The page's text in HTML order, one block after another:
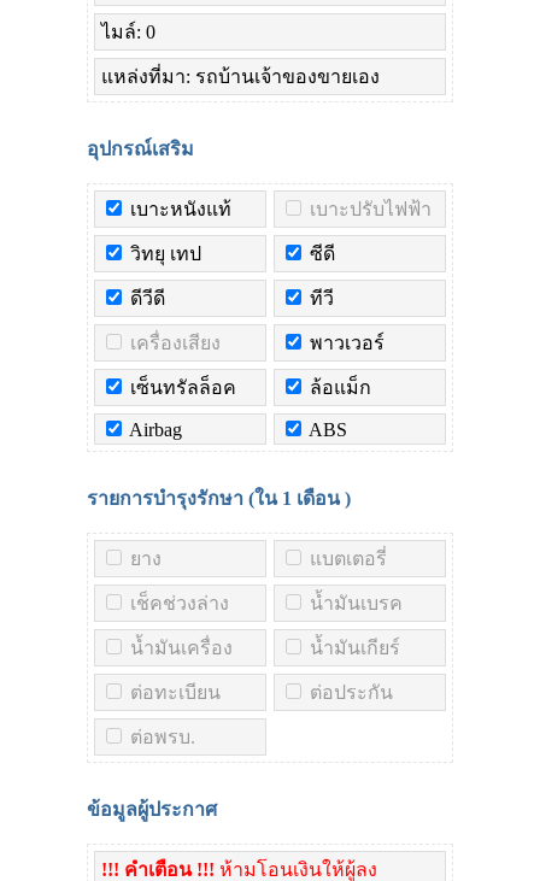
ไมล์: 0
แหล่งที่มา: รถบ้านเจ้าของขายเอง
อุปกรณ์เสริม
เบาะหนังแท้ เบาะปรับไฟฟ้า
วิทยุ เทป ซีดี
ดีวีดี ทีวี
เครื่องเสียง พาวเวอร์
เซ็นทรัลล็อค ล้อแม็ก
Airbag ABS
รายการบำรุงรักษา (ใน 1 เดือน)
ยาง แบตเตอรี่
เช็คช่วงล่าง น้ำมันเบรค
น้ำมันเครื่อง น้ำมันเกียร์
ต่อทะเบียน ต่อประกัน
ต่อพรบ.
ข้อมูลผู้ประกาศ
!!! คำเตือน !!! ห้ามโอนเงินให้ผู้ลง